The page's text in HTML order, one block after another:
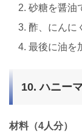
砂糖を醤油
酢、にんに
最後に油を
10. ハニー
材料（4人分）